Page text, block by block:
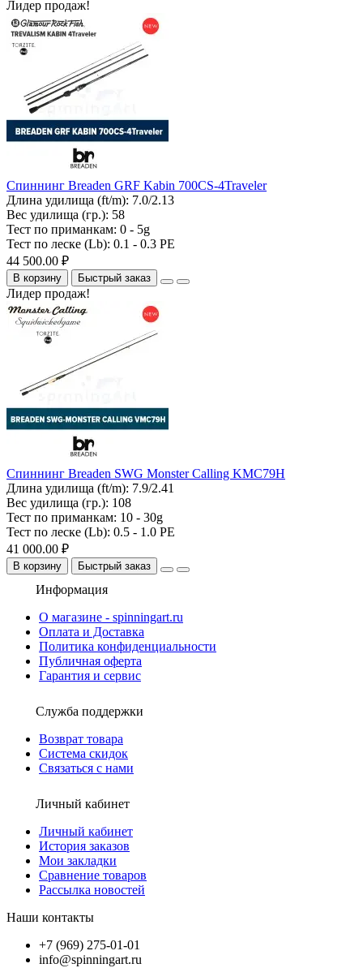
Лидер продаж!
Спиннинг Breaden GRF Kabin 700CS-4Traveler
Длина удилища (ft/m): 7.0/2.13
Вес удилища (гр.): 58
Тест по приманкам: 0 - 5g
Тест по леске (Lb): 0.1 - 0.3 PE
44 500.00 ₽
В корзину Быстрый заказ
Лидер продаж!
Спиннинг Breaden SWG Monster Calling KMC79H
Длина удилища (ft/m): 7.9/2.41
Вес удилища (гр.): 108
Тест по приманкам: 10 - 30g
Тест по леске (Lb): 0.5 - 1.0 PE
41 000.00 ₽
В корзину Быстрый заказ
Информация
О магазине - spinningart.ru
Оплата и Доставка
Политика конфиденциальности
Публичная оферта
Гарантия и сервис
Служба поддержки
Возврат товара
Система скидок
Связаться с нами
Личный кабинет
Личный кабинет
История заказов
Мои закладки
Сравнение товаров
Рассылка новостей
Наши контакты
+7 (969) 275-01-01
info@spinningart.ru